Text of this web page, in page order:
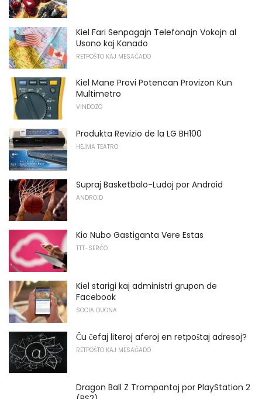
Kiel Fari Senpagajn Telefonajn Vokojn al
Usono kaj Kanado
RETPOŜTO KAJ MESAĜADO
Kiel Mane Provi Potencan Provizon Kun
Multimetro
VINDOZO
Produkta Revizio de la LG BH100
HEJMA TEATRO
Supraj Basketbalo-Ludoj por Android
ANDROID
Kio Nubo Gastiganta Vere Estas
TTT-SERĈO
Kiel starigi kaj administri grupon de
Facebook
SOCIA DUONA
Ĉu ĉefaj literoj aferoj en retpoŝtaj adresoj?
RETPOŜTO KAJ MESAĜADO
Dragon Ball Z Trompantoj por PlayStation 2